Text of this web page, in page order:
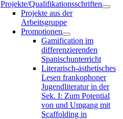
Projekte/Qualifikationsschriften
Projekte aus der
Arbeitsgruppe
Promotionen
Gamification im
differenzierenden
Spanischunterricht
Literarisch-ästhetisches
Lesen frankophoner
Jugendliteratur in der
Sek. I: Zum Potential
von und Umgang mit
Scaffolding in